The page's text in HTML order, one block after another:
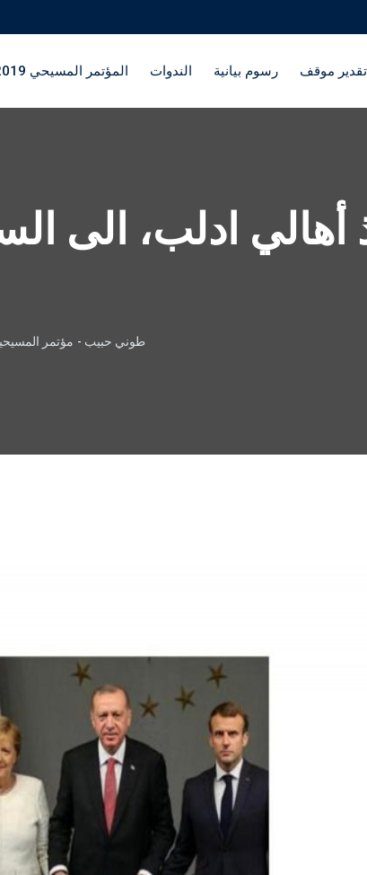
تقدير موقف رسوم بيانية الندوات المؤتمر المسيحي 2019
أهالي ادلب، الى
طوني حبيب - مؤتمر